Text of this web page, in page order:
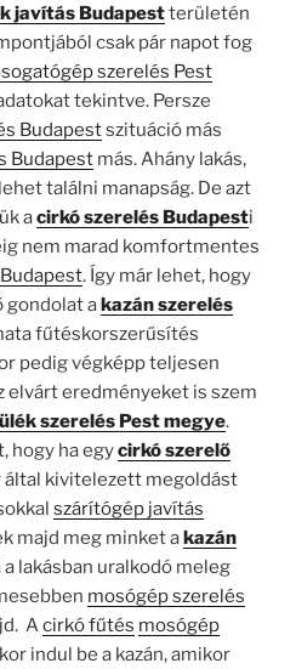
javítás Budapestterületén
csak pár napot fog
szerelés Pest
tekintve. Persze
Budapestszituáció más
Budapestmás. Ahány lakás,
találni manapság. De azt
acirkó szerelés Budapesti
nem marad komfortmentes
. Így már lehet, hogy
gondolat akazán szerelés
fűtéskorszerűsítés
pedig végképp teljesen
elvárt eredményeket is szem
szerelés Pest megye.
hogy ha egycirkó szerelő
által kivitelezett megoldást
szárítógép javítás
majd meg minket akazán
a lakásban uralkodó meleg
mosógép szerelés
Acirkó fűtés mosógép
indul be a kazán, amikor